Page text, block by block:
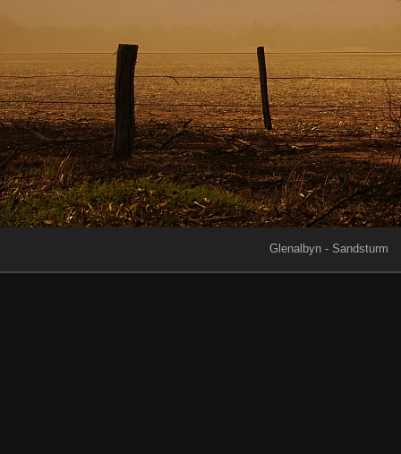
Glenalbyn - Sandsturm